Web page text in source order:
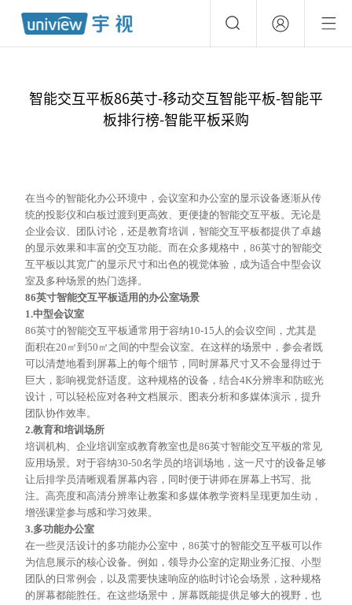
智能交互平板86英寸-移动交互智能平板-智能平
板排行榜-智能平板采购
在当今的智能化办公环境中，会议室和办公室的显示设备逐渐从传
统的投影仪和白板过渡到更高效、更便捷的智能交互平板。无论是
企业会议、团队讨论，还是教育培训，智能交互平板都提供了卓越
的显示效果和丰富的交互功能。而在众多规格中，86英寸的智能交
互平板以其宽广的显示尺寸和出色的视觉体验，成为适合中型会议
室及多种场景的热门选择。
86英寸智能交互平板适用的办公室场景
1.中型会议室
86英寸的智能交互平板通常用于容纳10-15人的会议空间，尤其是
面积在20㎡到50㎡之间的中型会议室。在这样的场景中，参会者既
可以清楚地看到屏幕上的每个细节，同时屏幕尺寸又不会显得过于
巨大，影响视觉舒适度。这种规格的设备，结合4K分辨率和防眩光
设计，可以轻松应对各种文档展示、图表分析和多媒体演示，提升
团队协作效率。
2.教育和培训场所
培训机构、企业培训室或教育教室也是86英寸智能交互平板的常见
应用场景。对于容纳30-50名学员的培训场地，这一尺寸的设备足够
让后排学员清晰观看屏幕内容，同时便于讲师在屏幕上书写、批
注。高亮度和高清分辨率让教案和多媒体教学资料呈现更加生动，
增强课堂参与感和学习效果。
3.多功能办公室
在一些灵活设计的多功能办公室中，86英寸的智能交互平板可以作
为信息展示的核心设备。例如，领导办公室的定期业务汇报、小型
团队的日常例会，以及需要快速响应的临时讨论会场景，这种规格
的屏幕都能胜任。在这些场景中，屏幕既能提供足够大的视野，也